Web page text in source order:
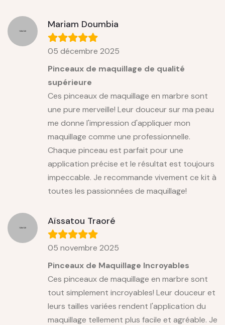
Mariam Doumbia
05 décembre 2025
Pinceaux de maquillage de qualité
supérieure
Ces pinceaux de maquillage en marbre sont
une pure merveille! Leur douceur sur ma peau
me donne l'impression d'appliquer mon
maquillage comme une professionnelle.
Chaque pinceau est parfait pour une
application précise et le résultat est toujours
impeccable. Je recommande vivement ce kit à
toutes les passionnées de maquillage!
Aïssatou Traoré
05 novembre 2025
Pinceaux de Maquillage Incroyables
Ces pinceaux de maquillage en marbre sont
tout simplement incroyables! Leur douceur et
leurs tailles variées rendent l'application du
maquillage tellement plus facile et agréable. Je